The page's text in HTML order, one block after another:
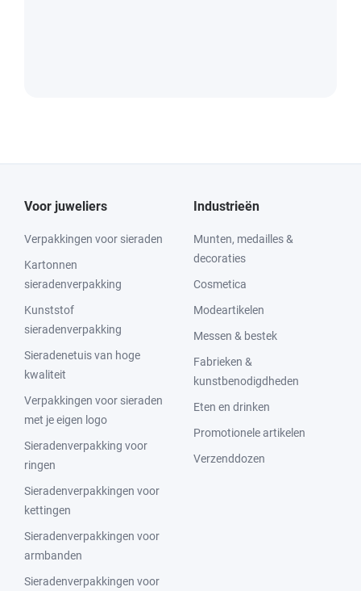
Voor juweliers
Verpakkingen voor sieraden
Kartonnen
sieradenverpakking
Kunststof
sieradenverpakking
Sieradenetuis van hoge
kwaliteit
Verpakkingen voor sieraden
met je eigen logo
Sieradenverpakking voor
ringen
Sieradenverpakkingen voor
kettingen
Sieradenverpakkingen voor
armbanden
Sieradenverpakkingen voor
Industrieën
Munten, medailles &
decoraties
Cosmetica
Modeartikelen
Messen & bestek
Fabrieken &
kunstbenodigdheden
Eten en drinken
Promotionele artikelen
Verzenddozen